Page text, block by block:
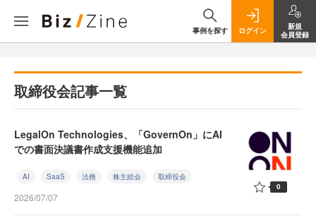
事例を探す ログイン
新規
会員登録
取締役会記事一覧
LegalOn Technologies、「GovernOn」にAI
での書面決議書作成支援機能追加
AI SaaS 法務 株主総会 取締役会
2026/07/07
0